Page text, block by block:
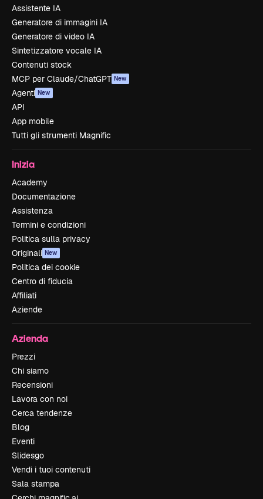
Assistente IA
Generatore di immagini IA
Generatore di video IA
Sintetizzatore vocale IA
Contenuti stock
MCP per Claude/ChatGPT New
Agenti New
API
App mobile
Tutti gli strumenti Magnific
Inizia
Academy
Documentazione
Assistenza
Termini e condizioni
Politica sulla privacy
Originali New
Politica dei cookie
Centro di fiducia
Affiliati
Aziende
Azienda
Prezzi
Chi siamo
Recensioni
Lavora con noi
Cerca tendenze
Blog
Eventi
Slidesgo
Vendi i tuoi contenuti
Sala stampa